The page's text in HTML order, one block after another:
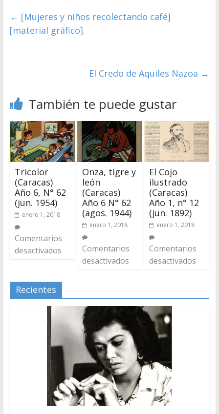
← [Mujeres y niños recolectando café]
[material gráfico].
El Credo de Aquiles Nazoa →
También te puede gustar
Tricolor
(Caracas)
Año 6, N° 62
(jun. 1954)
enero 1, 2018
Comentarios
desactivados
Onza, tigre y
león
(Caracas)
Año 6 N° 62
(agos. 1944)
enero 1, 2018
Comentarios
desactivados
El Cojo
ilustrado
(Caracas)
Año 1, n° 12
(jun. 1892)
enero 1, 2018
Comentarios
desactivados
Recientes